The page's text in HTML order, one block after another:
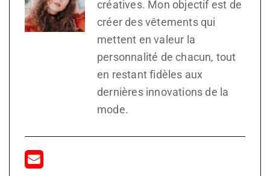
créatives. Mon objectif est de
créer des vêtements qui
mettent en valeur la
personnalité de chacun, tout
en restant fidèles aux
dernières innovations de la
mode.